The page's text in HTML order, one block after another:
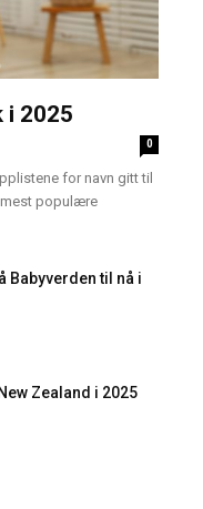
i 2025
0
for navn gitt til
mest populære
Babyverden til nå i
Zealand i 2025